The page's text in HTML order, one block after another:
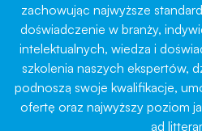
zachowując najwyższe
doświadczenie w branży,
intelektualnych, wiedza i
szkolenia naszych ekspertów,
podnoszą swoje kwalifikacje,
ofertę oraz najwyższy poziom
ad